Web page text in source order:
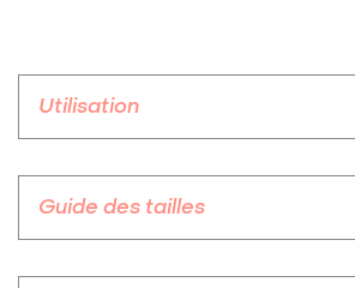
Utilisation
Guide des tailles